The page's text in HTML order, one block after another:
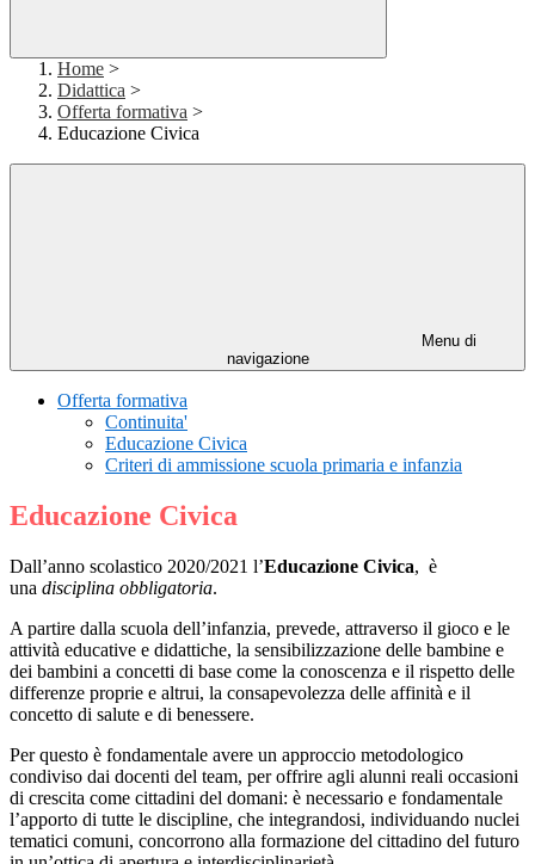
Home >
Didattica >
Offerta formativa >
Educazione Civica
Menu di
navigazione
Offerta formativa
Continuita'
Educazione Civica
Criteri di ammissione scuola primaria e infanzia
Educazione Civica
Dall’anno scolastico 2020/2021 l’Educazione Civica, è
una disciplina obbligatoria.
A partire dalla scuola dell’infanzia, prevede, attraverso il gioco e le
attività educative e didattiche, la sensibilizzazione delle bambine e
dei bambini a concetti di base come la conoscenza e il rispetto delle
differenze proprie e altrui, la consapevolezza delle affinità e il
concetto di salute e di benessere.
Per questo è fondamentale avere un approccio metodologico
condiviso dai docenti del team, per offrire agli alunni reali occasioni
di crescita come cittadini del domani: è necessario e fondamentale
l’apporto di tutte le discipline, che integrandosi, individuando nuclei
tematici comuni, concorrono alla formazione del cittadino del futuro